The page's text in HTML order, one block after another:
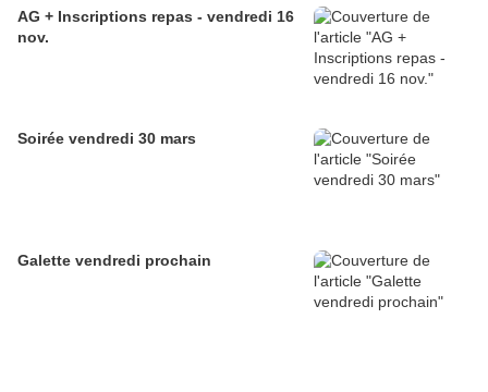
AG + Inscriptions repas - vendredi 16
nov.
Soirée vendredi 30 mars
Galette vendredi prochain